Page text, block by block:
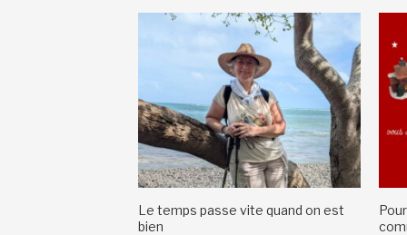
Le temps passe vite quand on est
bien